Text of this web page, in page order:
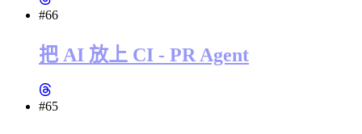
#66
把 AI 放上 CI - PR Agent
#65